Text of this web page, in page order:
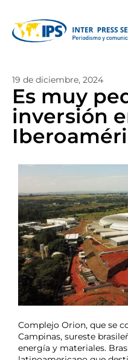
19 de diciembre, 2024
Es muy
inversión
Complejo Orion, que se
Campinas, sureste
energía y materiales.